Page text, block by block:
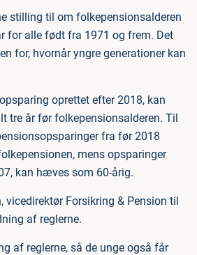
stilling til om folkepensionsalderen
for alle født fra 1971 og frem. Det
for, hvornår yngre generationer kan
oprettet efter 2018, kan
tre år før folkepensionsalderen. Til
fra før 2018
mens opsparinger
kan hæves som 60-årig.
vicedirektør Forsikring & Pension til
af reglerne.
af reglerne, så de unge også får